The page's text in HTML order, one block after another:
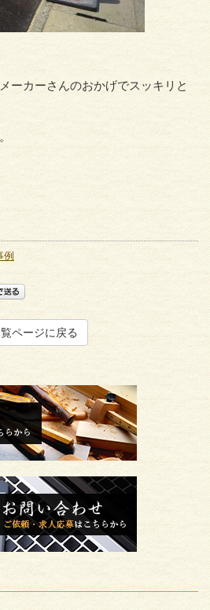
ーカーさんのおかげでスッキリと
例
ページに戻る